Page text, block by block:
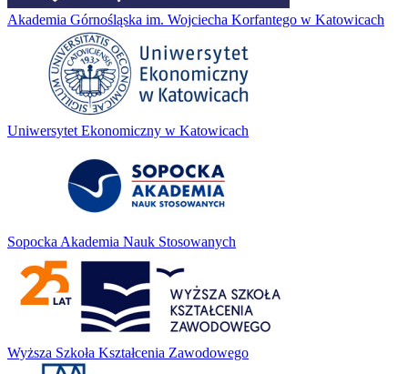
Akademia Górnośląska im. Wojciecha Korfantego w Katowicach
Uniwersytet Ekonomiczny w Katowicach
Sopocka Akademia Nauk Stosowanych
Wyższa Szkoła Kształcenia Zawodowego